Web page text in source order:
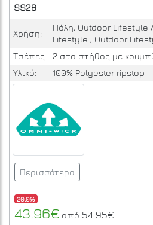
SS26
Χρήση:
Πόλη, Outdoor Lifestyle
Lifestyle , Outdoor
Τσέπες:
2 στο στήθος με κουμπί
Υλικό:
100% Polyester ripstop
Περισσότερα
20.0%
43.96€ από 54.95€